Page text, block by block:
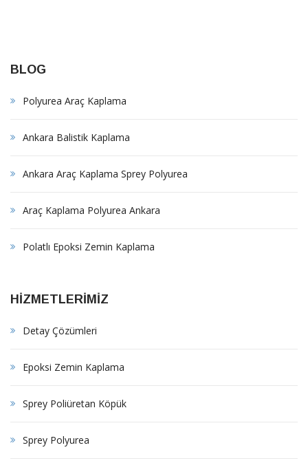
BLOG
Polyurea Araç Kaplama
Ankara Balistik Kaplama
Ankara Araç Kaplama Sprey Polyurea
Araç Kaplama Polyurea Ankara
Polatlı Epoksi Zemin Kaplama
HİZMETLERİMİZ
Detay Çözümleri
Epoksi Zemin Kaplama
Sprey Poliüretan Köpük
Sprey Polyurea